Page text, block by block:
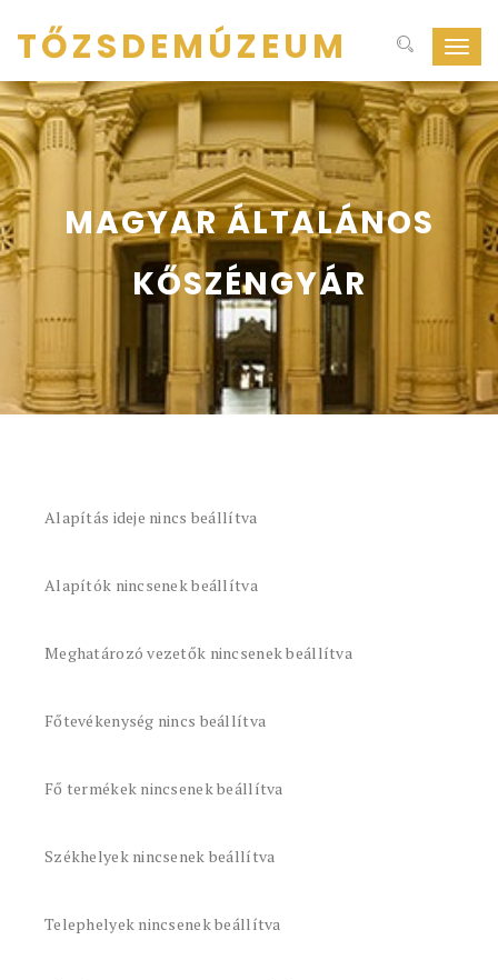
ki-
be
TŐZSDEMÚZEUM
MAGYAR ÁLTALÁNOS
KŐSZÉNGYÁR
Alapítás ideje nincs beállítva
Alapítók nincsenek beállítva
Meghatározó vezetők nincsenek beállítva
Főtevékenység nincs beállítva
Fő termékek nincsenek beállítva
Székhelyek nincsenek beállítva
Telephelyek nincsenek beállítva